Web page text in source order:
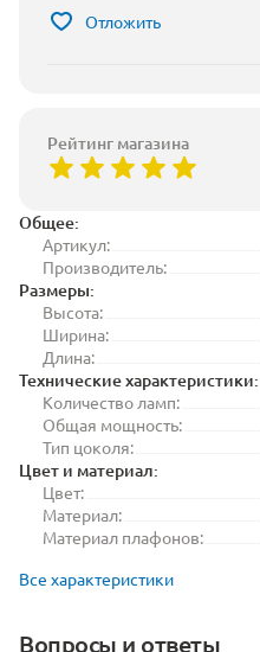
Общее:
Артикул:
Производитель:
Размеры:
Высота:
Ширина:
Длина:
Технические характеристики:
Количество ламп:
Общая мощность:
Тип цоколя:
Цвет и материал:
Цвет:
Материал:
Материал плафонов:
Все характеристики
Вопросы и ответы
Отложить
Рейтинг магазина